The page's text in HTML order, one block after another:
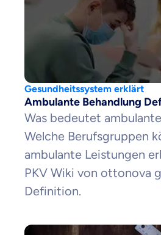
Gesundheitssystem erklärt
Ambulante Behandlung
Was bedeutet
Welche Berufsgruppen
ambulante Leistungen
PKV Wiki von ottonova
Definition.